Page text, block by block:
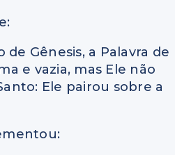
Gênesis, a Palavra de
e vazia, mas Ele não
Ele pairou sobre a